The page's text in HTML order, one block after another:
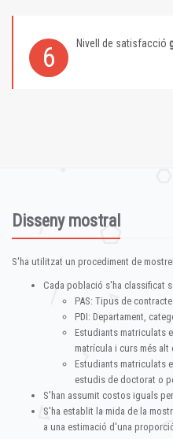
6 Nivell de satisfacció
Disseny mostral
S'ha utilitzat un procediment de
Cada població s'ha classificat
PAS: Tipus de
PDI: Departament,
Estudiants matriculats
matrícula i curs més alt
Estudiants matriculats
estudis de doctorat o
S'han assumit costos iguals
S'ha establit la mida de la
a una estimació d'una